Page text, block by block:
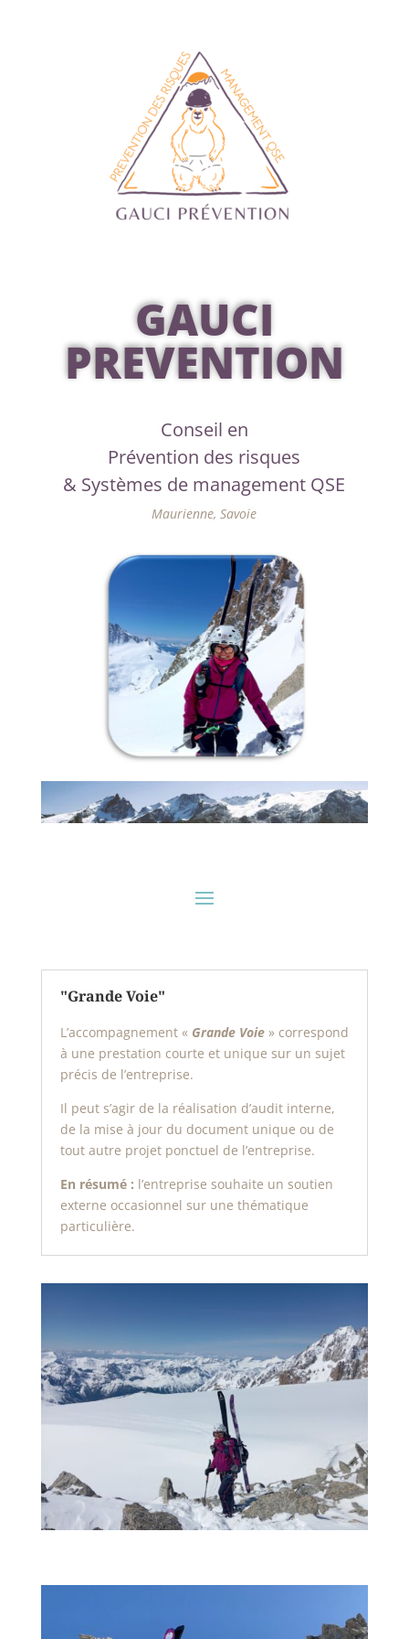
GAUCI
PREVENTION
Conseil en
Prévention des risques
& Systèmes de management QSE
Maurienne, Savoie
"Grande Voie"
L’accompagnement « Grande Voie» correspond
à une prestation courte et unique sur un sujet
précis de l’entreprise.
Il peut s’agir de la réalisation d’audit interne,
de la mise à jour du document unique ou de
tout autre projet ponctuel de l’entreprise.
En résumé : l’entreprise souhaite un soutien
externe occasionnel sur une thématique
particulière.